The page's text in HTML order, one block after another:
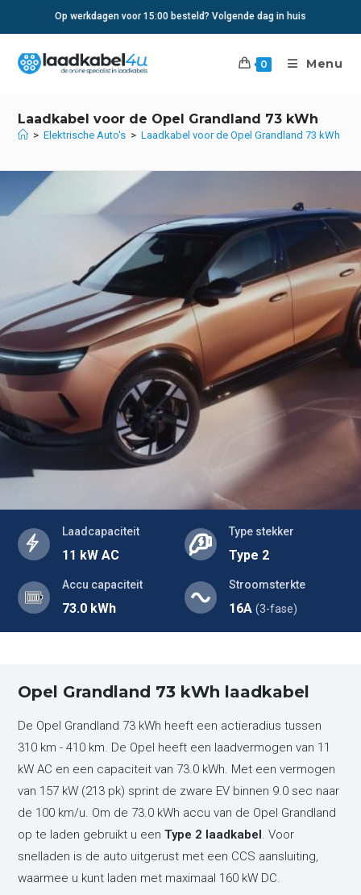
Op werkdagen voor 15:00 besteld? Volgende dag in huis
0 Menu
Laadkabel voor de Opel Grandland 73 kWh
> Elektrische Auto's > Laadkabel voor de Opel Grandland 73 kWh
Laadcapaciteit
11 kW AC
Type stekker
Type 2
Accu capaciteit
73.0 kWh
Stroomsterkte
16A (3-fase)
Opel Grandland 73 kWh laadkabel
De Opel Grandland 73 kWh heeft een actieradius tussen
310 km - 410 km. De Opel heeft een laadvermogen van 11
kW AC en een capaciteit van 73.0 kWh. Met een vermogen
van 157 kW (213 pk) sprint de zware EV binnen 9.0 sec naar
de 100 km/u. Om de 73.0 kWh accu van de Opel Grandland
op te laden gebruikt u eenType 2 laadkabel. Voor
snelladen is de auto uitgerust met een CCS aansluiting,
waarmee u kunt laden met maximaal 160 kW DC.